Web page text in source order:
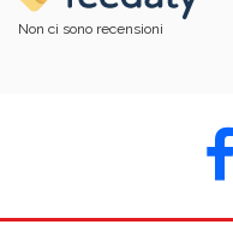
Non ci sono recensioni